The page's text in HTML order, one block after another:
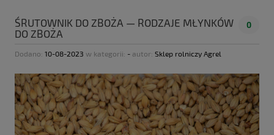
ŚRUTOWNIK DO ZBOŻA — RODZAJE MŁYNKÓW
DO ZBOŻA
0
Dodano: 10-08-2023 w kategorii: - autor: Sklep rolniczy Agrel